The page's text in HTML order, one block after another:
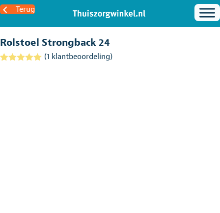
Terug
Rolstoel Strongback 24
(1 klantbeoordeling)